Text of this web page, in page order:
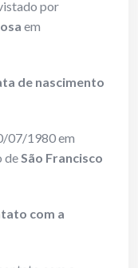
por
em
de nascimento
07/1980 em
deSão Francisco
com a